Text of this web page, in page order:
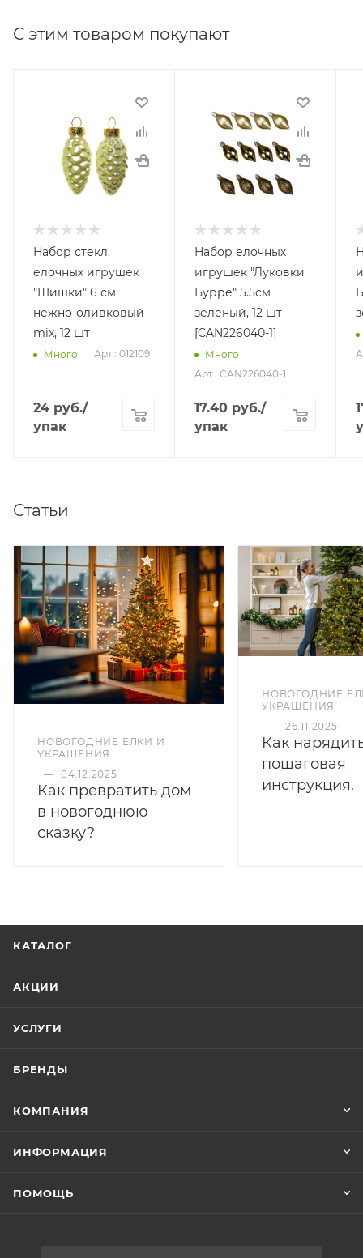
С этим товаром покупают
Набор стекл.
елочных игрушек
"Шишки" 6 см
нежно-оливковый
mix, 12 шт
Много Арт.: 012109
24 руб./
упак
Набор елочных
игрушек "Луковки
Бурре" 5.5см
зеленый, 12 шт
[CAN226040-1]
Много
Арт.: CAN226040-1
17.40 руб./
упак
Статьи
НОВОГОДНИЕ ЕЛКИ И
УКРАШЕНИЯ
— 04.12.2025
Как превратить дом
в новогоднюю
сказку?
НОВОГОДНИЕ
УКРАШЕНИЯ
— 26.11.2025
Как
пошаговая
инструкция.
КАТАЛОГ
АКЦИИ
УСЛУГИ
БРЕНДЫ
КОМПАНИЯ
ИНФОРМАЦИЯ
ПОМОЩЬ